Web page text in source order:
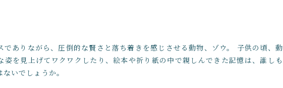
でありながら、圧倒的な賢さと落ち着きを感じさせる動物、ゾウ。 子供の頃、動
姿を見上げてワクワクしたり、絵本や折り紙の中で親しんできた記憶は、誰しも
いでしょうか。